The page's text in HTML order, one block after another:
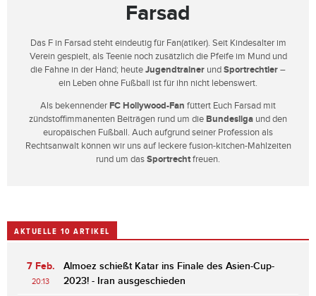
Farsad
Das F in Farsad steht eindeutig für Fan(atiker). Seit Kindesalter im
Verein gespielt, als Teenie noch zusätzlich die Pfeife im Mund und
die Fahne in der Hand; heuteJugendtrainer undSportrechtler–
ein Leben ohne Fußball ist für ihn nicht lebenswert.
Als bekennender FC Hollywood-Fan füttert Euch Farsad mit
zündstoffimmanenten Beiträgen rund um die Bundesliga und den
europäischen Fußball. Auch aufgrund seiner Profession als
Rechtsanwalt können wir uns auf leckere fusion-kitchen-Mahlzeiten
rund um dasSportrechtfreuen.
AKTUELLE 10 ARTIKEL
7 Feb.
20:13
Almoez schießt Katar ins Finale des Asien-Cup-
2023! - Iran ausgeschieden